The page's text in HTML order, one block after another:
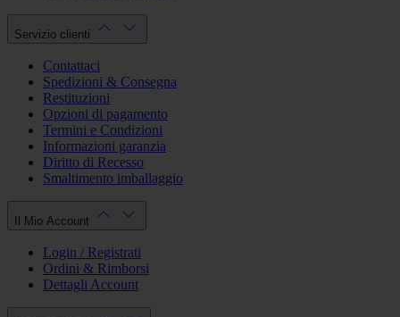
Servizio clienti
Contattaci
Spedizioni & Consegna
Restituzioni
Opzioni di pagamento
Termini e Condizioni
Informazioni garanzia
Diritto di Recesso
Smaltimento imballaggio
Il Mio Account
Login / Registrati
Ordini & Rimborsi
Dettagli Account